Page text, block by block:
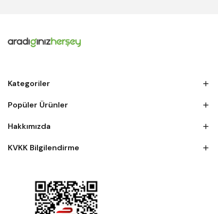
Kategoriler
Popüler Ürünler
Hakkımızda
KVKK Bilgilendirme